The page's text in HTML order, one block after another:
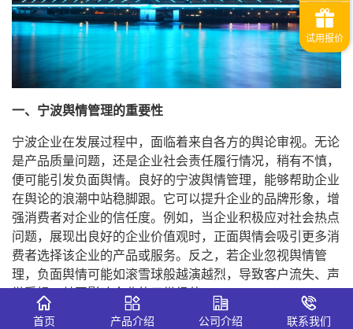
一、宁波舆情管理的重要性
宁波企业在发展过程中，面临着来自各方的舆论审视。无论
是产品质量问题，还是企业社会责任履行情况，稍有不慎，
便可能引发负面舆情。良好的宁波舆情管理，能够帮助企业
在舆论的浪潮中站稳脚跟。它可以提升企业的品牌形象，增
强消费者对企业的信任度。例如，当企业积极应对社会热点
问题，展现出良好的企业价值观时，正面舆情会吸引更多消
费者选择该企业的产品或服务。反之，若企业忽视舆情管
理，负面舆情可能如滚雪球般越演越烈，导致客户流失、声
誉受损，甚至影响企业的正常经营。
二、宁波舆情管理办法的主要内容
首页 产品介绍 公司介绍 联系我们